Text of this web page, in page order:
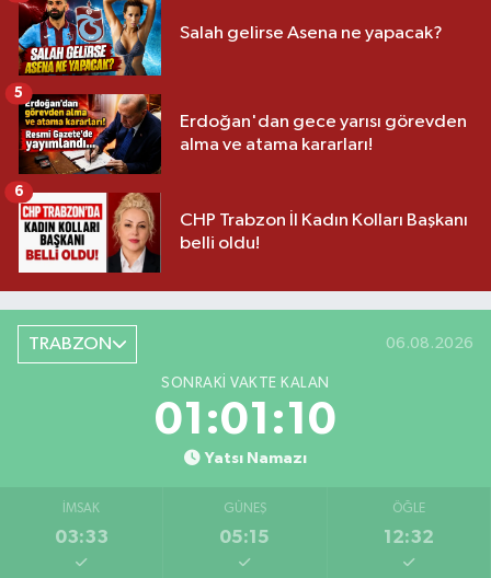
Salah gelirse Asena ne yapacak?
Erdoğan'dan gece yarısı görevden
alma ve atama kararları!
5
CHP Trabzon İl Kadın Kolları Başkanı
belli oldu!
6
TRABZON 06.08.2026
SONRAKI VAKTE KALAN
01:01:10
Yatsı Namazı
İMSAK
03:33
GÜNEŞ
05:15
ÖĞLE
12:32